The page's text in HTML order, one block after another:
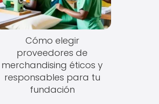
Cómo elegir
proveedores de
merchandising éticos y
responsables para tu
fundación